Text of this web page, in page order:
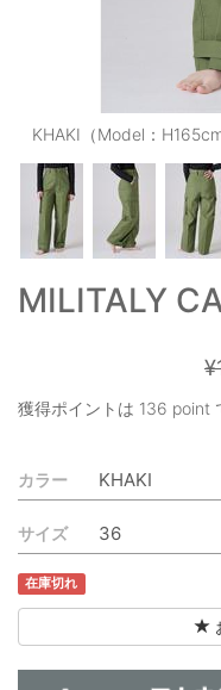
LADIES : レディース
DENIM : デニム
PANTS/SKIRT :
TOPS : トップス
OUTERS : アウタ
OUTLET : アウトレッ
MENS : メンズ
新規会員登録
ご利用ガイド
特定商取引法に基づ
ご利用規約
お問い合わせ
KHAKI（Model：H165cm
MILITALY
獲得ポイントは 136 point
カラー
サイズ
在庫切れ